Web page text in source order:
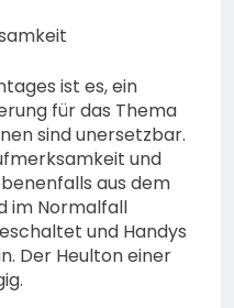
ist es, ein
für das Thema
sind unersetzbar.
und
aus dem
im Normalfall
und Handys
Der Heulton einer